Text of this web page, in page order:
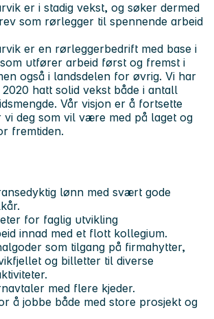
er i stadig vekst, og søker dermed
som rørlegger til spennende arbeid
er en rørleggerbedrift med base i
utfører arbeid først og fremst i
også i landsdelen for øvrig. Vi har
hatt solid vekst både i antall
Vår visjon er å fortsette
vi deg som vil være med på laget og
fremtiden.
lønn med svært gode
for faglig utvikling
innad med et flott kollegium.
som tilgang på firmahytter,
og billetter til diverse
med flere kjeder.
å jobbe både med store prosjekt og